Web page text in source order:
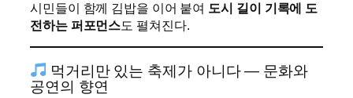
시민들이 함께 김밥을 이어 붙여 도시 길이 기록에 도
전하는 퍼포먼스도 펼쳐진다.
먹거리만 있는 축제가 아니다 — 문화와
공연의 향연